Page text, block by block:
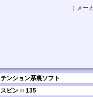
メー
テンション系裏ソフト
スピン ■ 135